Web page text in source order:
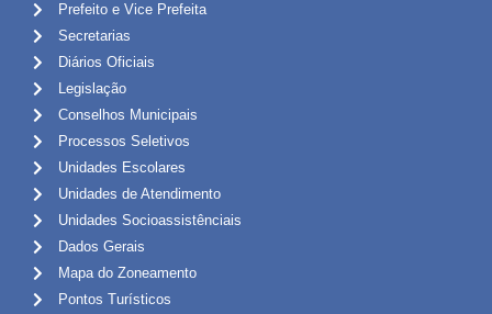
Prefeito e Vice Prefeita
Secretarias
Diários Oficiais
Legislação
Conselhos Municipais
Processos Seletivos
Unidades Escolares
Unidades de Atendimento
Unidades Socioassistênciais
Dados Gerais
Mapa do Zoneamento
Pontos Turísticos